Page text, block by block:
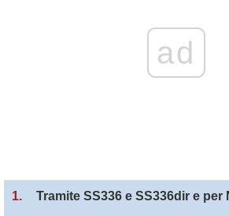
ad
1. Tramite SS336 e SS336dir e per